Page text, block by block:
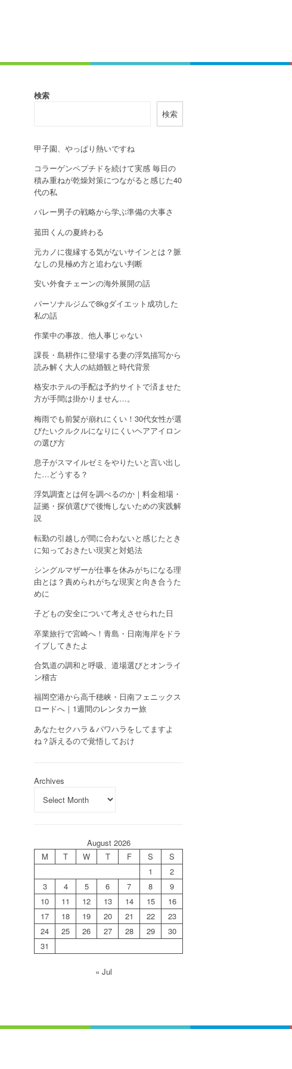
検索
検索
甲子園、やっぱり熱いですね
コラーゲンペプチドを続けて実感 毎日の
積み重ねが乾燥対策につながると感じた40
代の私
バレー男子の戦略から学ぶ準備の大事さ
菰田くんの夏終わる
元カノに復縁する気がないサインとは？脈
なしの見極め方と追わない判断
安い外食チェーンの海外展開の話
パーソナルジムで8kgダイエット成功した
私の話
作業中の事故、他人事じゃない
課長・島耕作に登場する妻の浮気描写から
読み解く大人の結婚観と時代背景
格安ホテルの手配は予約サイトで済ませた
方が手間は掛かりません…。
梅雨でも前髪が崩れにくい！30代女性が選
びたいクルクルになりにくいヘアアイロン
の選び方
息子がスマイルゼミをやりたいと言い出し
た…どうする？
浮気調査とは何を調べるのか｜料金相場・
証拠・探偵選びで後悔しないための実践解
説
転勤の引越しが間に合わないと感じたとき
に知っておきたい現実と対処法
シングルマザーが仕事を休みがちになる理
由とは？責められがちな現実と向き合うた
めに
子どもの安全について考えさせられた日
卒業旅行で宮崎へ！青島・日南海岸をドラ
イブしてきたよ
合気道の調和と呼吸、道場選びとオンライ
ン稽古
福岡空港から高千穂峡・日南フェニックス
ロードへ｜1週間のレンタカー旅
あなたセクハラ＆パワハラをしてますよ
ね？訴えるので覚悟しておけ
Archives
August 2026
M
T W T F S
S
1
2
3
4 5 6 7 8
9
10
11 12 13 14 15
16
17
18 19 20 21 22
23
24
25 26 27 28 29
30
31
« Jul